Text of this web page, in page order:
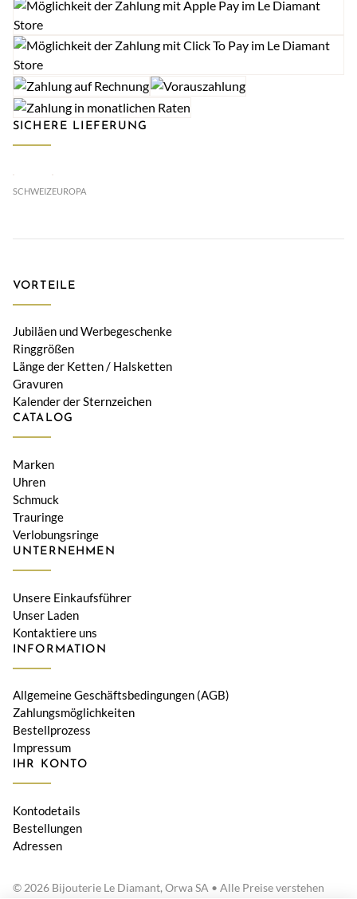
SICHERE LIEFERUNG
SCHWEIZEUROPA
VORTEILE
Jubiläen und Werbegeschenke
Ringgrößen
Länge der Ketten / Halsketten
Gravuren
Kalender der Sternzeichen
CATALOG
Marken
Uhren
Schmuck
Trauringe
Verlobungsringe
UNTERNEHMEN
Unsere Einkaufsführer
Unser Laden
Kontaktiere uns
INFORMATION
Allgemeine Geschäftsbedingungen (AGB)
Zahlungsmöglichkeiten
Bestellprozess
Impressum
IHR KONTO
Kontodetails
Bestellungen
Adressen
© 2026 Bijouterie Le Diamant, Orwa SA • Alle Preise verstehen